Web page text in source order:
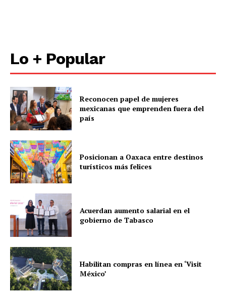
Lo + Popular
Reconocen papel de mujeres
mexicanas que emprenden fuera del
país
Posicionan a Oaxaca entre destinos
turísticos más felices
Acuerdan aumento salarial en el
gobierno de Tabasco
Habilitan compras en línea en ‘Visit
México’